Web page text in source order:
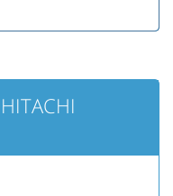
HITACHI